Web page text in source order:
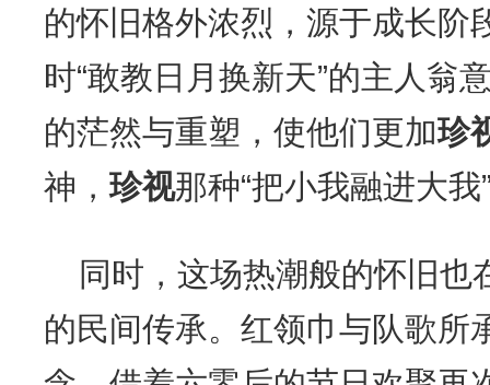
的怀旧格外浓烈，源于成长阶
时“敢教日月换新天”的主人翁
的茫然与重塑，使他们更加珍
神，珍视那种“把小我融进大
同时，这场热潮般的怀旧也
的民间传承。红领巾与队歌所